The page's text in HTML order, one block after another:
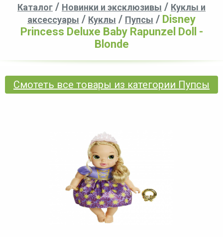
Каталог / Новинки и эксклюзивы / Куклы и
аксессуары / Куклы / Пупсы / Disney
Princess Deluxe Baby Rapunzel Doll -
Blonde
Смотеть все товары из категории Пупсы